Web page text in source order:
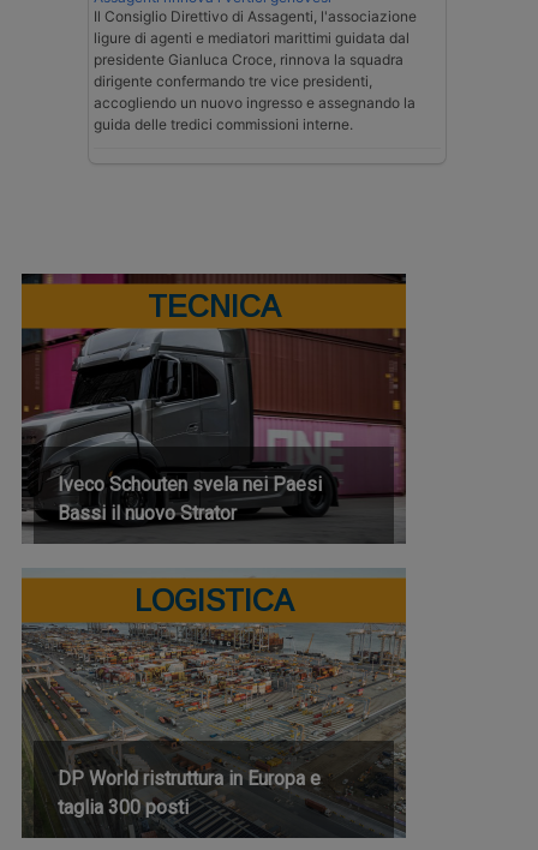
Il Consiglio Direttivo di Assagenti, l'associazione
ligure di agenti e mediatori marittimi guidata dal
presidente Gianluca Croce, rinnova la squadra
dirigente confermando tre vice presidenti,
accogliendo un nuovo ingresso e assegnando la
guida delle tredici commissioni interne.
TECNICA
Iveco Schouten svela nei Paesi
Bassi il nuovo Strator
LOGISTICA
DP World ristruttura in Europa e
taglia 300 posti